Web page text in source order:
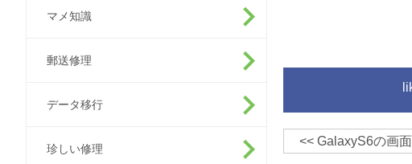
マメ知識
郵送修理
データ移行
珍しい修理
<<GalaxyS6の画